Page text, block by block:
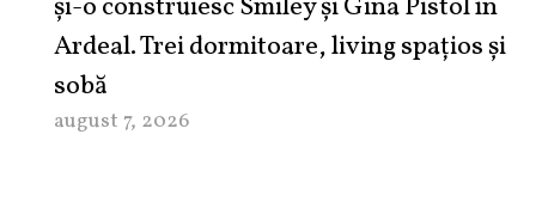
Ardeal. Trei dormitoare, living spațios și
sobă
august 7, 2026